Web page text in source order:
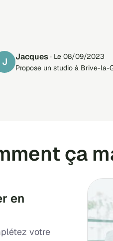
J Jacques · Le 08/09/2023
Propose un studio à Brive-la-
ça
en
votre